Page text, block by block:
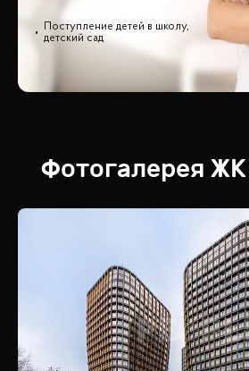
Поступление детей в школу,
детский сад
Фотогалерея ЖК